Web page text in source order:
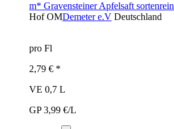
m* Gravensteiner Apfelsaft sortenrein
Hof OMDemeter e.V Deutschland
pro Fl
2,79 € *
VE 0,7 L
GP 3,99 €/L